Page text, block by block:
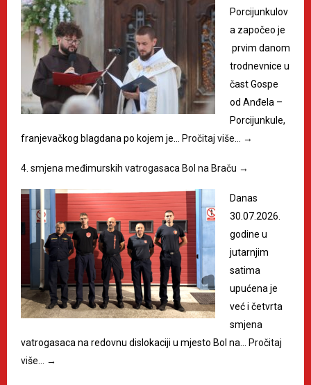
Porcijunkulov
a započeo je
prvim danom
trodnevnice u
čast Gospe
od Anđela –
Porcijunkule,
franjevačkog blagdana po kojem je… Pročitaj više… →
4. smjena međimurskih vatrogasaca Bol na Braču →
Danas
30.07.2026.
godine u
jutarnjim
satima
upućena je
već i četvrta
smjena
vatrogasaca na redovnu dislokaciji u mjesto Bol na… Pročitaj
više…
→